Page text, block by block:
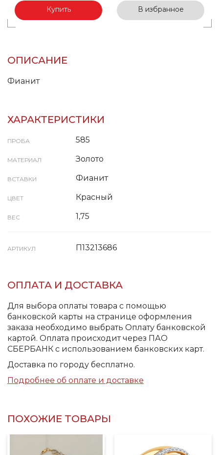
Купить В избранное
ОПИСАНИЕ
Фианит
ХАРАКТЕРИСТИКИ
ПРОБА 585
МАТЕРИАЛ Золото
ВСТАВКИ Фианит
ЦВЕТ Красный
ВЕС 1,75
АРТИКУЛ П13213686
ОПЛАТА И ДОСТАВКА
Для выбора оплаты товара с помощью
банковской карты на странице оформления
заказа необходимо выбрать Оплату банковской
картой. Оплата происходит через ПАО
СБЕРБАНК с использованием банковских карт.
Доставка по городу бесплатно.
Подробнее об оплате и доставке
ПОХОЖИЕ ТОВАРЫ